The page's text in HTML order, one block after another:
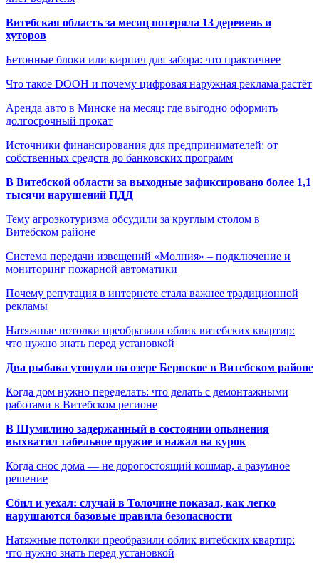
Витебская область за месяц потеряла 13 деревень и
хуторов
Бетонные блоки или кирпич для забора: что практичнее
Что такое DOOH и почему цифровая наружная реклама растёт
Аренда авто в Минске на месяц: где выгодно оформить
долгосрочный прокат
Источники финансирования для предпринимателей: от
собственных средств до банковских программ
В Витебской области за выходные зафиксировано более 1,1
тысячи нарушений ПДД
Тему агроэкотуризма обсудили за круглым столом в
Витебском районе
Система передачи извещений «Молния» – подключение и
мониторинг пожарной автоматики
Почему репутация в интернете стала важнее традиционной
рекламы
Натяжные потолки преобразили облик витебских квартир:
что нужно знать перед установкой
Два рыбака утонули на озере Бернское в Витебском районе
Когда дом нужно переделать: что делать с демонтажными
работами в Витебском регионе
В Шумилино задержанный в состоянии опьянения
выхватил табельное оружие и нажал на курок
Когда снос дома — не дорогостоящий кошмар, а разумное
решение
Сбил и уехал: случай в Толочине показал, как легко
нарушаются базовые правила безопасности
Натяжные потолки преобразили облик витебских квартир:
что нужно знать перед установкой